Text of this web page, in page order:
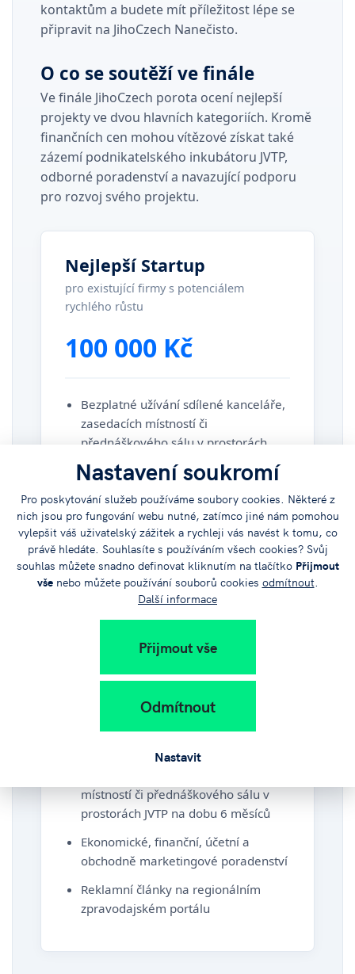
Nastavení soukromí
Pro poskytování služeb používáme soubory cookies. Některé z
nich jsou pro fungování webu nutné, zatímco jiné nám pomohou
vylepšit váš uživatelský zážitek a rychleji vás navést k tomu, co
právě hledáte. Souhlasíte s používáním všech cookies? Svůj
souhlas můžete snadno definovat kliknutím na tlačítko Přijmout
všenebo můžete používání souborů cookies odmítnout.
Další informace
Přijmout vše
Odmítnout
Nastavit
kontaktům a budete mít příležitost lépe se
připravit na JihoCzech Nanečisto.
O co se soutěží ve finále
Ve finále JihoCzech porota ocení nejlepší
projekty ve dvou hlavních kategoriích. Kromě
finančních cen mohou vítězové získat také
zázemí podnikatelského inkubátoru JVTP,
odborné poradenství a navazující podporu
pro rozvoj svého projektu.
Nejlepší Startup
pro existující firmy s potenciálem
rychlého růstu
100 000 Kč
Bezplatné užívání sdílené kanceláře,
zasedacích místností či
přednáškového sálu v prostorách
JVTP na dobu 6 měsíců
obchodně marketingové poradenství
Reklamní články na regionálním
zpravodajském portálu
Nejlepší Nápad
pro projekty ve fázi před založením firmy
50 000 Kč
místností či přednáškového sálu v
prostorách JVTP na dobu 6 měsíců
Ekonomické, finanční, účetní a
obchodně marketingové poradenství
Reklamní články na regionálním
zpravodajském portálu